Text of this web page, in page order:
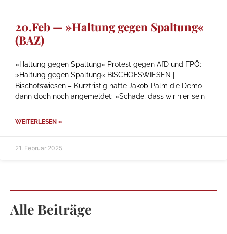
20.Feb — »Haltung gegen Spaltung«
(BAZ)
»Haltung gegen Spaltung« Protest gegen AfD und FPÖ:
»Haltung gegen Spaltung« BISCHOFSWIESEN |
Bischofswiesen – Kurzfristig hatte Jakob Palm die Demo
dann doch noch angemeldet: »Schade, dass wir hier sein
WEITERLESEN »
21. Februar 2025
Alle Beiträge